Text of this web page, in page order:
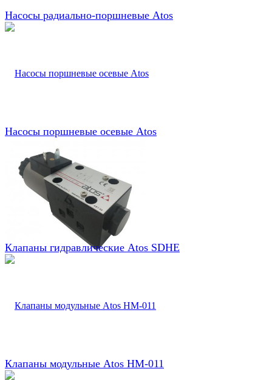
Насосы радиально-поршневые Atos
Насосы поршневые осевые Atos
Клапаны гидравлические Atos SDHE
Клапаны модульные Atos HM-011